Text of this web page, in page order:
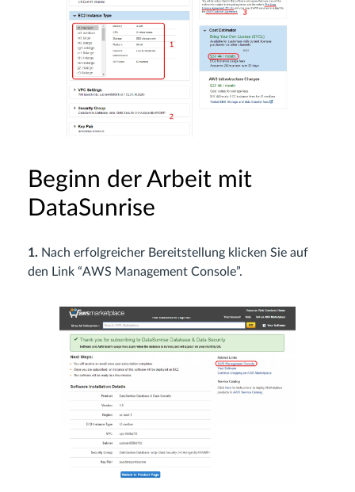
Beginn der Arbeit mit
DataSunrise
1. Nach erfolgreicher Bereitstellung klicken Sie auf
den Link “AWS Management Console”.